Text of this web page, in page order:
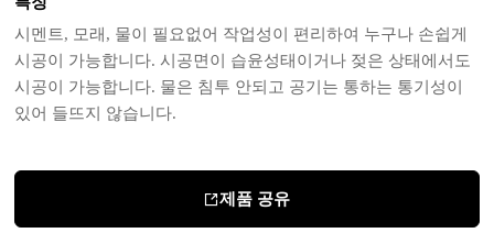
시멘트, 모래, 물이 필요없어 작업성이 편리하여 누구나 손쉽게
시공이 가능합니다. 시공면이 습윤성태이거나 젖은 상태에서도
시공이 가능합니다. 물은 침투 안되고 공기는 통하는 통기성이
있어 들뜨지 않습니다.
제품 공유